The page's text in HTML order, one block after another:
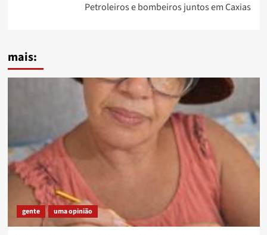
Petroleiros e bombeiros juntos em Caxias
mais:
gente uma opinião